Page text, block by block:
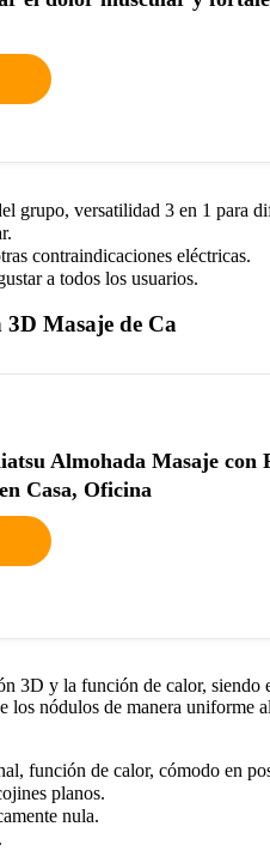
grupo, versatilidad 3 en 1 para
contraindicaciones eléctricas.
a todos los usuarios.
Masaje de Ca
Almohada Masaje con
Casa, Oficina
3D y la función de calor,
nódulos de manera
función de calor, cómodo en
planos.
nula.